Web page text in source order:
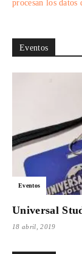
procesan los datos
Eventos
Eventos
Universal
18 abril, 2019